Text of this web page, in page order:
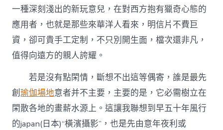
一種深刻淺出的新玩意兒，在對西方抱有獵奇心態的
應用者，也就是那些來華洋人看來，明信片不費巨
資，卻可貴手工定制，不只別開生面，檔次還非凡，
值得向遠方的親人誇耀。
若是沒有點閑情，斷想不出這等偶寄，誰是最先
創瑜伽場地意者并不主要，主要的是，它必需樹立在
閑散各地的畫薪水源上。這讓我聯想到早五十年風行
的japan(日本)“橫濱攝影”，也是先由意年夜利或